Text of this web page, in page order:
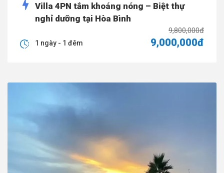
Villa 4PN tắm khoáng nóng – Biệt thự
nghỉ dưỡng tại Hòa Bình
9,800,000đ
9,000,000đ
1 ngày - 1 đêm